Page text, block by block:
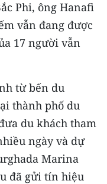
Phi, ông Hanafi
vẫn đang được
17 người vẫn
từ bến du
thành phố du
du khách tham
ngày và dự
Marina
đã gửi tín hiệu